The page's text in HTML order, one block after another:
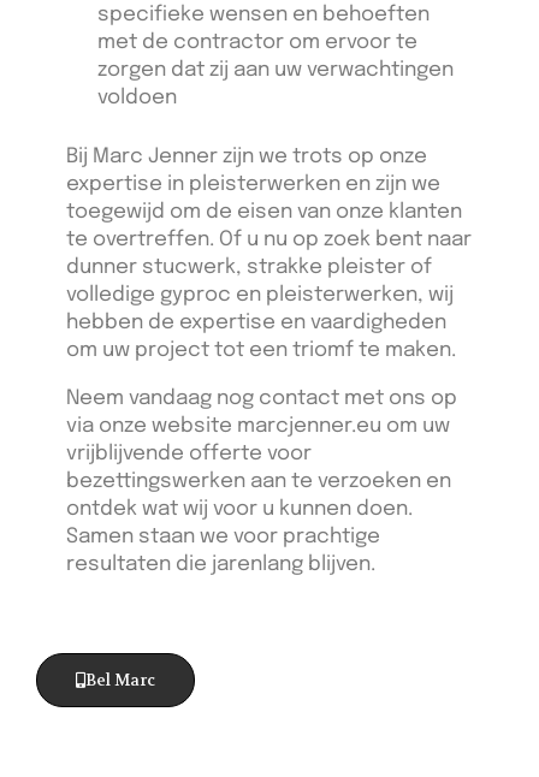
specifieke wensen en behoeften
met de contractor om ervoor te
zorgen dat zij aan uw verwachtingen
voldoen
Bij Marc Jenner zijn we trots op onze
expertise in pleisterwerken en zijn we
toegewijd om de eisen van onze klanten
te overtreffen. Of u nu op zoek bent naar
dunner stucwerk, strakke pleister of
volledige gyproc en pleisterwerken, wij
hebben de expertise en vaardigheden
om uw project tot een triomf te maken.
Neem vandaag nog contact met ons op
via onze website marcjenner.eu om uw
vrijblijvende offerte voor
bezettingswerken aan te verzoeken en
ontdek wat wij voor u kunnen doen.
Samen staan we voor prachtige
resultaten die jarenlang blijven.
Bel Marc